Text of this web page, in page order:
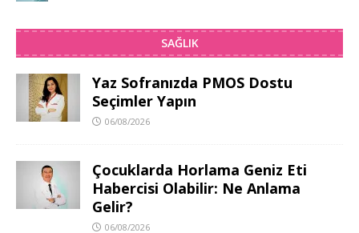
SAĞLIK
Yaz Sofranızda PMOS Dostu
Seçimler Yapın
06/08/2026
Çocuklarda Horlama Geniz Eti
Habercisi Olabilir: Ne Anlama
Gelir?
06/08/2026